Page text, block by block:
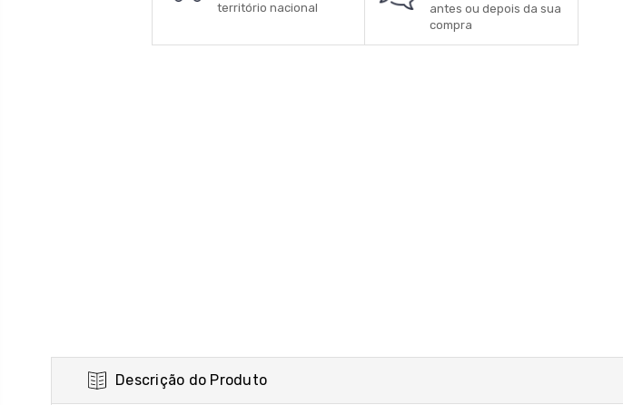
território nacional
antes ou depois da sua
compra
Descrição do Produto